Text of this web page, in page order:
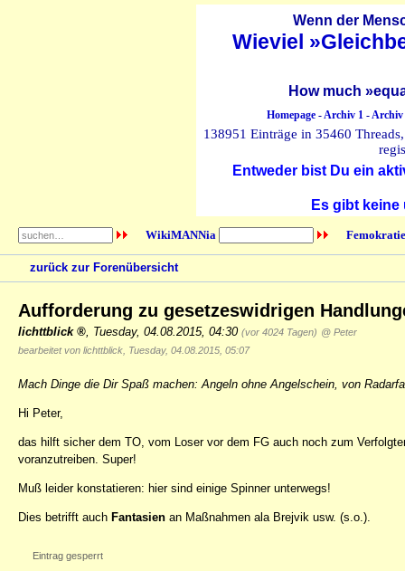
Wenn der
Wieviel
How much
Homepage-Archiv 1-Archiv
138951 Einträge in 35460
Entweder bist Du ein
Es gibt
WikiMANNia
zurück zur Forenübersicht
Aufforderung zu gesetzeswidrigen
lichttblick Tuesday, 04.08.2015, 04:30 (vor 4024 Tagen) @ Peter
bearbeitet von lichttblick, Tuesday, 04.08.2015, 05:07
Mach Dinge die Dir Spaß machen: Angeln ohne Angelschein, von
Hi Peter,
das hilft sicher dem TO, vom Loser vor dem FG auch noch zum
voranzutreiben. Super!
Muß leider konstatieren: hier sind einige Spinner unterwegs!
Dies betrifft auch Fantasien an Maßnahmen ala Brejvik usw. (s.o.).
Eintrag gesperrt